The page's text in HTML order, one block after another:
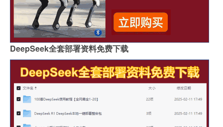
DeepSeek全套部署资料免费下载